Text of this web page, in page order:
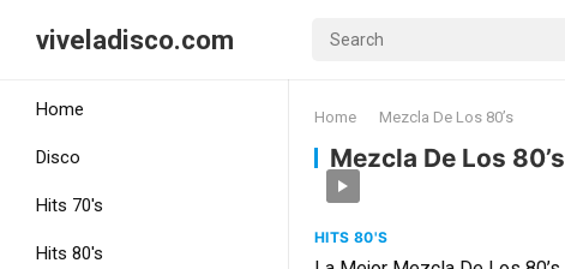
viveladisco.com
Home
Disco
Hits 70's
Hits 80's
Home Mezcla De Los 80’s
Mezcla De Los 80’s
HITS 80'S